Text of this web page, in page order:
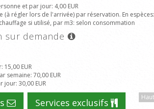
et par jour: 4,00 EUR
(à régler lors de l'arrivée) par réservation. En espèces
si utilisé, par m3: selon consommation
sur demande
: 15,00 EUR
semaine: 70,00 EUR
jour: 30,00 EUR
Services exclusifs